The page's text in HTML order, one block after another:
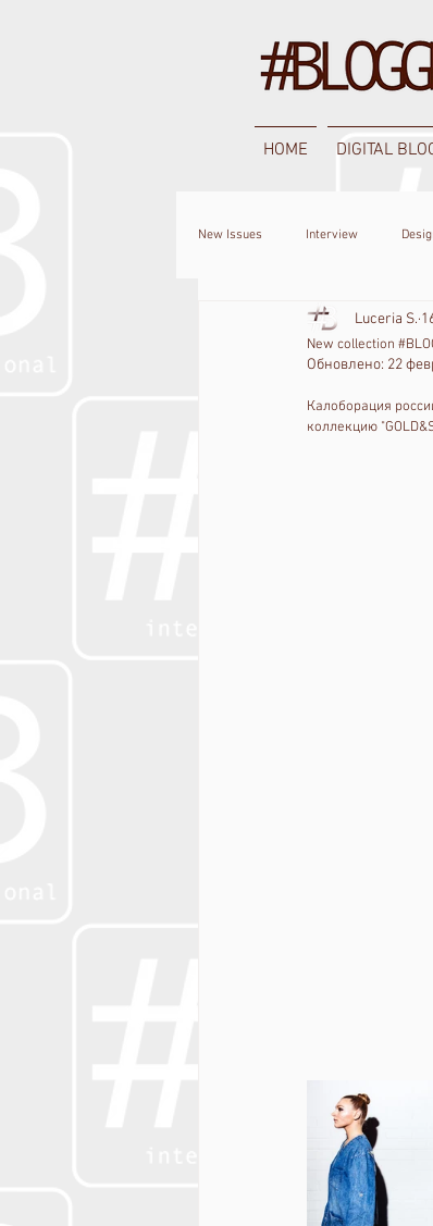
HOME DIGITAL
New Issues Interview
New collection
Luceria S.
Обновлено: 22
Калоборация
коллекцию